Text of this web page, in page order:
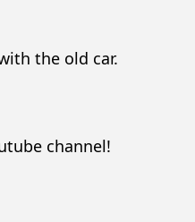
the old car.
channel!